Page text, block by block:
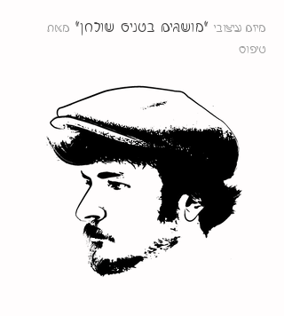
מיזם עיצובי"מושגים בטניס שולחן" מאת
טיפוס